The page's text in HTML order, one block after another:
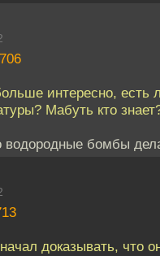
интересно, есть
Мабуть кто
водородные бомбы
доказывать, что